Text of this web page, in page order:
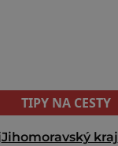
TIPY NA CESTY
Jihomoravský kraj